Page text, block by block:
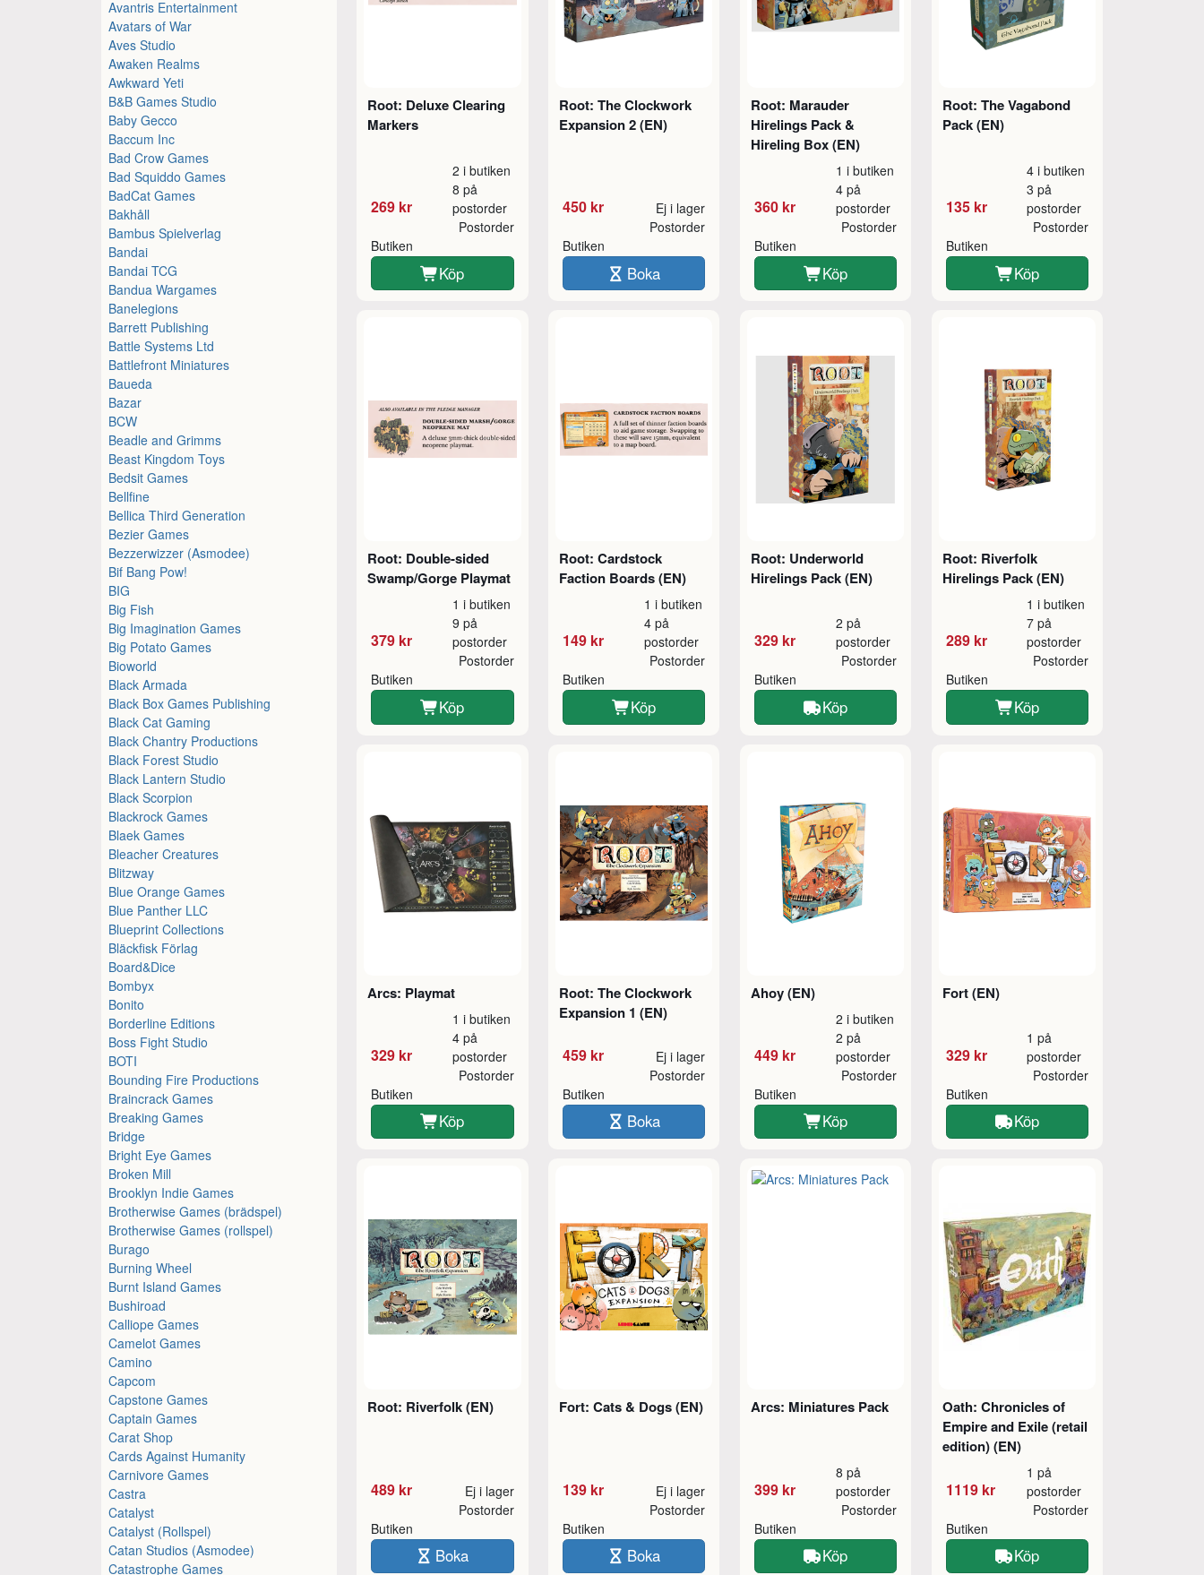
Avantris Entertainment
Avatars of War
Aves Studio
Awaken Realms
Awkward Yeti
B&B Games Studio
Baby Gecco
Baccum Inc
Bad Crow Games
Bad Squiddo Games
BadCat Games
Bakhåll
Bambus Spielverlag
Bandai
Bandai TCG
Bandua Wargames
Banelegions
Barrett Publishing
Battle Systems Ltd
Battlefront Miniatures
Baueda
Bazar
BCW
Beadle and Grimms
Beast Kingdom Toys
Bedsit Games
Bellfine
Bellica Third Generation
Bezier Games
Bezzerwizzer (Asmodee)
Bif Bang Pow!
BIG
Big Fish
Big Imagination Games
Big Potato Games
Bioworld
Black Armada
Black Box Games Publishing
Black Cat Gaming
Black Chantry Productions
Black Forest Studio
Black Lantern Studio
Black Scorpion
Blackrock Games
Blaek Games
Bleacher Creatures
Blitzway
Blue Orange Games
Blue Panther LLC
Blueprint Collections
Bläckfisk Förlag
Board&Dice
Bombyx
Bonito
Borderline Editions
Boss Fight Studio
BOTI
Bounding Fire Productions
Braincrack Games
Breaking Games
Bridge
Bright Eye Games
Broken Mill
Brooklyn Indie Games
Brotherwise Games (brädspel)
Brotherwise Games (rollspel)
Burago
Burning Wheel
Burnt Island Games
Bushiroad
Calliope Games
Camelot Games
Camino
Capcom
Capstone Games
Captain Games
Carat Shop
Cards Against Humanity
Carnivore Games
Castra
Catalyst
Catalyst (Rollspel)
Catan Studios (Asmodee)
Catastrophe Games
Root: Deluxe Clearing
Markers
269 kr
2 i butiken
8 på
postorder
Butiken
Postorder
Köp
Root: The Clockwork
Expansion 2 (EN)
450 kr Ej i lager
Butiken
Postorder
Boka
Root: Marauder
Hirelings Pack &
Hireling Box (EN)
360 kr
1 i butiken
4 på
postorder
Butiken
Postorder
Köp
Root: The Vagabond
Pack (EN)
135 kr
4 i butiken
3 på
postorder
Butiken
Postorder
Köp
Root: Double-sided
Swamp/Gorge Playmat
379 kr
1 i butiken
9 på
postorder
Butiken
Postorder
Köp
Root: Cardstock
Faction Boards (EN)
149 kr
1 i butiken
4 på
postorder
Butiken
Postorder
Köp
Root: Underworld
Hirelings Pack (EN)
329 kr
2 på
postorder
Butiken
Postorder
Köp
Root: Riverfolk
Hirelings Pack (EN)
289 kr
1 i butiken
7 på
postorder
Butiken
Postorder
Köp
Arcs: Playmat
329 kr
1 i butiken
4 på
postorder
Butiken
Postorder
Köp
Root: The Clockwork
Expansion 1 (EN)
459 kr Ej i lager
Butiken
Postorder
Boka
Ahoy (EN)
449 kr
2 i butiken
2 på
postorder
Butiken
Postorder
Köp
Fort (EN)
329 kr
1 på
postorder
Butiken
Postorder
Köp
Root: Riverfolk (EN)
489 kr Ej i lager
Butiken
Postorder
Boka
Fort: Cats & Dogs (EN)
139 kr Ej i lager
Butiken
Postorder
Boka
Arcs: Miniatures Pack
399 kr
8 på
postorder
Butiken
Postorder
Köp
Oath: Chronicles of
Empire and Exile (retail
edition) (EN)
1119 kr
1 på
postorder
Butiken
Postorder
Köp